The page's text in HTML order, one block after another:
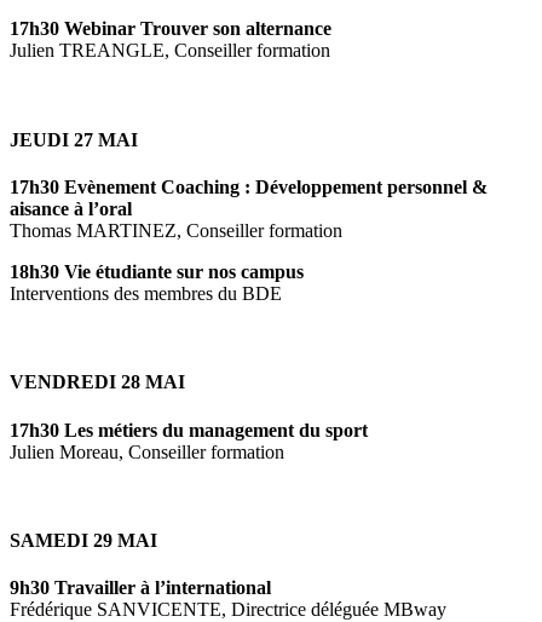
17h30 Webinar Trouver son alternance
Julien TREANGLE, Conseiller formation
JEUDI 27 MAI
17h30 Evènement Coaching : Développement personnel &
aisance à l’oral
Thomas MARTINEZ, Conseiller formation
18h30 Vie étudiante sur nos campus
Interventions des membres du BDE
VENDREDI 28 MAI
17h30 Les métiers du management du sport
Julien Moreau, Conseiller formation
SAMEDI 29 MAI
9h30 Travailler à l’international
Frédérique SANVICENTE, Directrice déléguée MBway